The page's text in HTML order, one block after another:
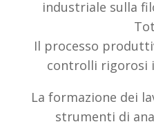
industriale sulla
Il processo
controlli rigorosi
La formazione dei
strumenti di